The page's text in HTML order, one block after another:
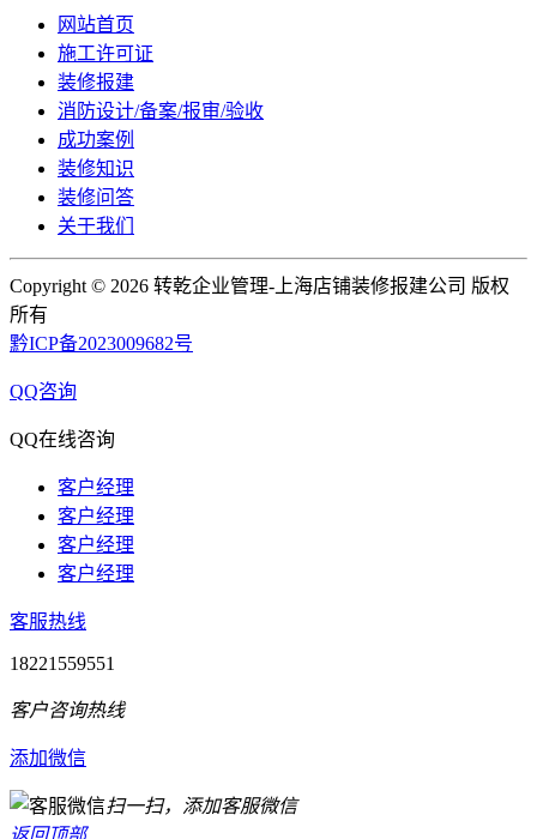
网站首页
施工许可证
装修报建
消防设计/备案/报审/验收
成功案例
装修知识
装修问答
关于我们
Copyright © 2026 转乾企业管理-上海店铺装修报建公司 版权
所有
黔ICP备2023009682号
QQ咨询
QQ在线咨询
客户经理
客户经理
客户经理
客户经理
客服热线
18221559551
客户咨询热线
添加微信
扫一扫，添加客服微信
返回顶部